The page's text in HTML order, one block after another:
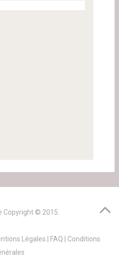
Copyright © 2015.
Légales FAQ
Conditions